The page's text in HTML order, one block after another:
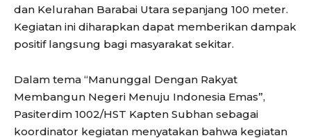
dan Kelurahan Barabai Utara sepanjang 100 meter.
Kegiatan ini diharapkan dapat memberikan dampak
positif langsung bagi masyarakat sekitar.
Dalam tema “Manunggal Dengan Rakyat
Membangun Negeri Menuju Indonesia Emas”,
Pasiterdim 1002/HST Kapten Subhan sebagai
koordinator kegiatan menyatakan bahwa kegiatan